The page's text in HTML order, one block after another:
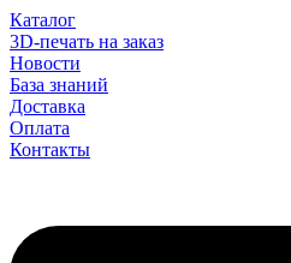
Каталог
3D-печать на заказ
Новости
База знаний
Доставка
Оплата
Контакты